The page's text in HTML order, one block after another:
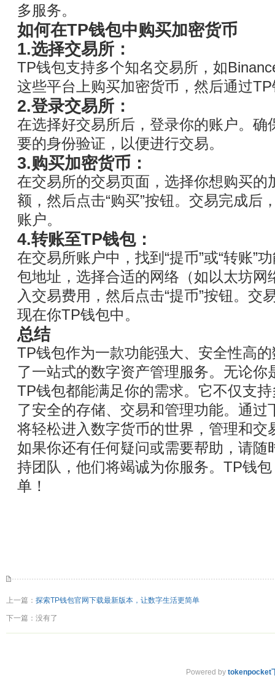
多服务。
如何在TP钱包中购买加密货币
1.选择交易所：
TP钱包支持多个知名交易所，如
这些平台上购买加密货币，然后通过
2.登录交易所：
在选择好交易所后，登录你的账户。确
要的身份验证，以便进行交易。
3.购买加密货币：
在交易所的交易页面，选择你想购买的
额，然后点击“购买”按钮。交易完成后
账户。
4.转账至TP钱包：
在交易所账户中，找到“提币”或“转账”
包地址，选择合适的网络（如以太坊网
入交易费用，然后点击“提币”按钮。交
现在你TP钱包中。
总结
TP钱包作为一款功能强大、安全性高
了一站式的数字资产管理服务。无论你
TP钱包都能满足你的需求。它不仅支
了安全的存储、交易和管理功能。通过
将轻松进入数字货币的世界，管理和交
如果你还有任何疑问或需要帮助，请随
持团队，他们将竭诚为你服务。TP钱
单！
上一篇： 探索TP钱包官网下载最新版本，让数字生活更简单
下一篇：没有了
Powered by tokenpocket